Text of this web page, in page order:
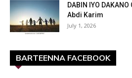
DABIN IYO
Abdi Karim
July 1, 2026
BARTEENNA FACEBOOK